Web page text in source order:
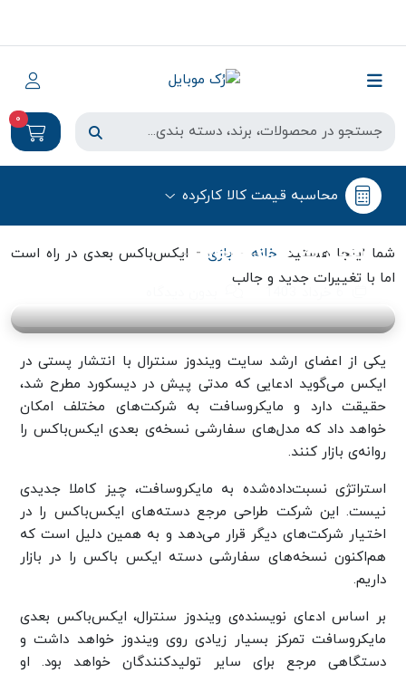
0
محاسبه قیمت کالا کارکرده
شما اینجا هستید: خانه-بازی- ایکس‌باکس بعدی در راه است
اما با تغییرات جدید و جالب
بازی
ایکس‌باکس بعدی در راه است اما با
تغییرات جدید و جالب
یکی از اعضای ارشد سایت ویندوز سنترال با انتشار پستی در
ایکس می‌گوید ادعایی که مدتی پیش در دیسکورد مطرح شد،
حقیقت دارد و مایکروسافت به شرکت‌های مختلف امکان
خواهد داد که مدل‌های سفارشی نسخه‌ی بعدی ایکس‌باکس را
روانه‌ی بازار کنند.
استراتژی نسبت‌داده‌شده به مایکروسافت، چیز کاملا جدیدی
نیست. این شرکت طراحی مرجع دسته‌های ایکس‌باکس را در
اختیار شرکت‌های دیگر قرار می‌دهد و به همین دلیل است که
هم‌اکنون نسخه‌های سفارشی دسته ایکس‌ باکس را در بازار
داریم.
بر اساس ادعای نویسنده‌ی ویندوز سنترال، ایکس‌باکس بعدی
مایکروسافت تمرکز بسیار زیادی روی ویندوز خواهد داشت و
دستگاهی مرجع برای سایر تولیدکنندگان خواهد بود. او